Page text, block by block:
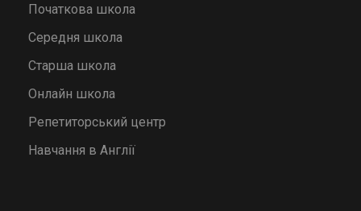
Початкова школа
Середня школа
Старша школа
Онлайн школа
Репетиторський центр
Навчання в Англії